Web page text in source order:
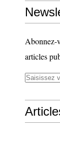
Abonnez-
articles